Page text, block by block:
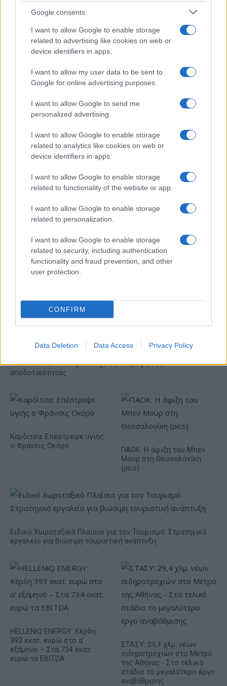
Google consents
I want to allow Google to enable storage
related to advertising like cookies on web or
device identifiers in apps.
I want to allow my user data to be sent to
Google for online advertising purposes.
I want to allow Google to send me
personalized advertising.
I want to allow Google to enable storage
related to analytics like cookies on web or
device identifiers in apps.
I want to allow Google to enable storage
related to functionality of the website or app.
I want to allow Google to enable storage
related to personalization.
I want to allow Google to enable storage
related to security, including authentication
functionality and fraud prevention, and other
user protection.
CONFIRM
Data Deletion Data Access Privacy Policy
Χρηματοδότηση 8 εκατ.
ενημέρωσης- Ξεκίνησε το
ενίσχυσης του Τύπου
ευρώ σε 451 επιχειρήσεις
εισφορών ΕΔΟΕΑΠ
Συμβούλιο - Πρόεδρος ο Γαληνός Γιαγλής
της
αυτοκινητοβιομηχανία
Νέο Audi A2 e-tron με στόχο την κορυφή της
αποδοτικότητας
Καρδίτσα: Επέστρεψε υγιής
ο Φράνσις Οκόρο
ΠΑΟΚ: Η άφιξη του Μπεν
Μουρ στη Θεσσαλονίκη
(pics)
Ειδικό Χωροταξικό Πλαίσιο για τον Τουρισμό: Στρατηγικό
εργαλείο για βιώσιμη τουριστική ανάπτυξη
HELLENiQ ENERGY: Κέρδη
393 εκατ. ευρώ στο α'
εξάμηνο – Στα 734 εκατ.
ευρώ τα EBITDA
ΣΤΑΣΥ: 29,4 χλμ. νέων
σιδηροτροχιών στο Μετρό
της Αθήνας - Στο τελικό
στάδιο το μεγαλύτερο έργο
αναβάθμισης